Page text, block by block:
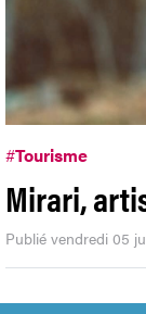
#Tourisme
Mirari,
Publié vendredi 05